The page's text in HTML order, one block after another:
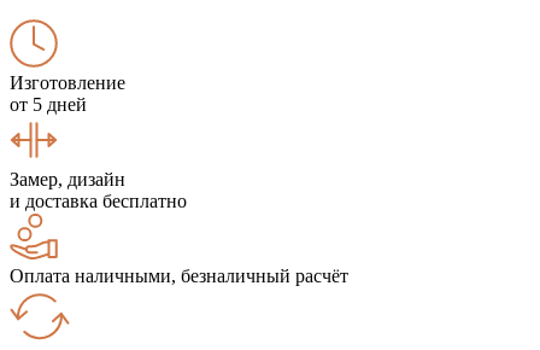
Изготовление
от 5 дней
Замер, дизайн
и доставка бесплатно
Оплата наличными, безналичный расчёт